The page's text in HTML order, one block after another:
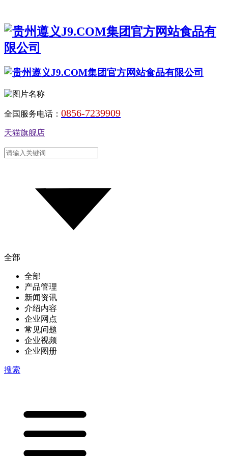
全国服务电话： 0856-7239909
天猫旗舰店
全部
全部
产品管理
新闻资讯
介绍内容
企业网点
常见问题
企业视频
企业图册
搜索